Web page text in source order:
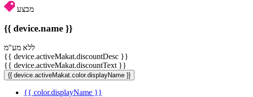
מבצע
{{ device.name }}
ללא מע"מ
{{ device.activeMakat.discountDesc }}
{{ device.activeMakat.discountText }}
{{ device.activeMakat.color.displayName }}
{{ color.displayName }}